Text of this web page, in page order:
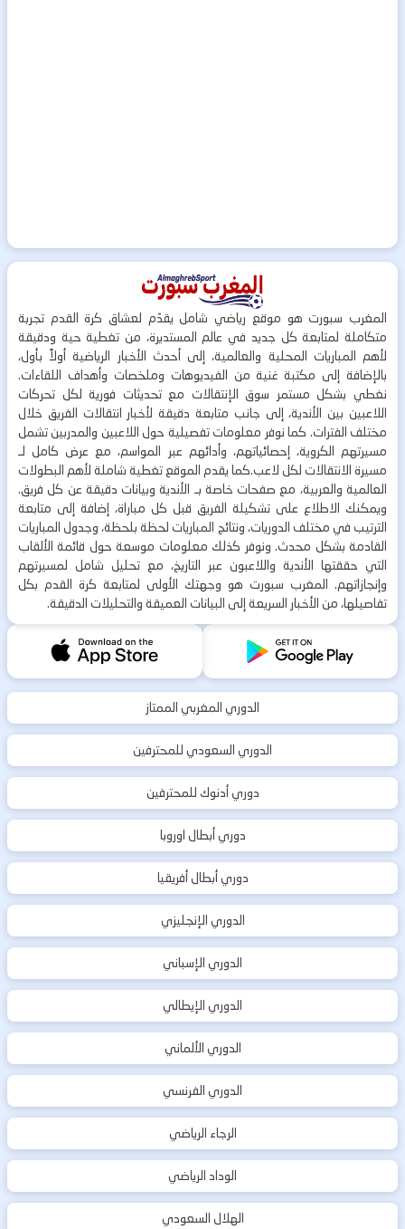
المغرب سبورت هو موقع رياضي شامل يقدّم لعشاق كرة القدم تجربة
متكاملة لمتابعة كل جديد في عالم المستديرة، من تغطية حية ودقيقة
لأهم المباريات المحلية والعالمية، إلى أحدث الأخبار الرياضية أولاً بأول،
بالإضافة إلى مكتبة غنية من الفيديوهات وملخصات وأهداف اللقاءات.
نغطي بشكل مستمر سوق الإنتقالات مع تحديثات فورية لكل تحركات
اللاعبين بين الأندية، إلى جانب متابعة دقيقة لأخبار انتقالات الفريق خلال
مختلف الفترات. كما نوفر معلومات تفصيلية حول اللاعبين والمدربين تشمل
مسيرتهم الكروية، إحصائياتهم، وأدائهم عبر المواسم، مع عرض كامل لـ
مسيرة الانتقالات لكل لاعب.كما يقدم الموقع تغطية شاملة لأهم البطولات
العالمية والعربية، مع صفحات خاصة بـ الأندية وبيانات دقيقة عن كل فريق.
ويمكنك الاطلاع على تشكيلة الفريق قبل كل مباراة، إضافة إلى متابعة
الترتيب في مختلف الدوريات، ونتائج المباريات لحظة بلحظة، وجدول المباريات
القادمة بشكل محدث. ونوفر كذلك معلومات موسعة حول قائمة الألقاب
التي حققتها الأندية واللاعبون عبر التاريخ، مع تحليل شامل لمسيرتهم
وإنجازاتهم. المغرب سبورت هو وجهتك الأولى لمتابعة كرة القدم بكل
تفاصيلها، من الأخبار السريعة إلى البيانات العميقة والتحليلات الدقيقة.
الدوري المغربي الممتاز
الدوري السعودي للمحترفين
دوري أدنوك للمحترفين
دوري أبطال اوروبا
دوري أبطال أفريقيا
الدوري الإنجليزي
الدوري الإسباني
الدوري الإيطالي
الدوري الألماني
الدوري الفرنسي
الرجاء الرياضي
الوداد الرياضي
الهلال السعودي